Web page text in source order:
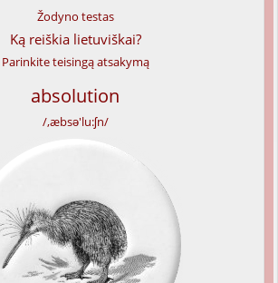
Žodyno testas
Ką reiškia lietuviškai?
Parinkite teisingą atsakymą
absolution
/,æbsə'lu:ʃn/